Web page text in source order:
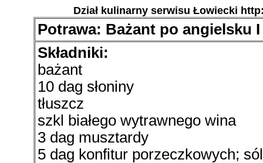
Dział kulinarny serwisu Łowiecki
Potrawa: Bażant po angielsku I
Składniki:
bażant
10 dag słoniny
tłuszcz
szkl białego wytrawnego wina
3 dag musztardy
5 dag konfitur porzeczkowych;